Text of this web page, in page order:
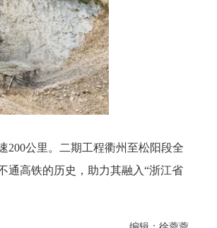
200公里。二期工程衢州至松阳段全
通高铁的历史，助力其融入“浙江省